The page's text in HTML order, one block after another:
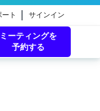
ト サインイン
ミーティングを
予約する